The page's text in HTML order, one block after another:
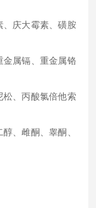
、庆大霉素、磺胺
属镉、重金属铬
、丙酸氯倍他索
、雌酮、睾酮、